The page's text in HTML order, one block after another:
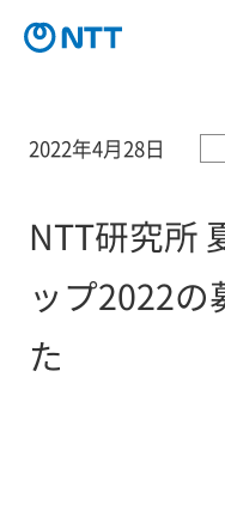
2022年4月28日
NTT研究所
ップ2022
た